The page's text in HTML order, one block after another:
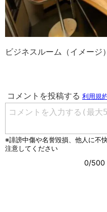
ビジネスルーム（イメージ）